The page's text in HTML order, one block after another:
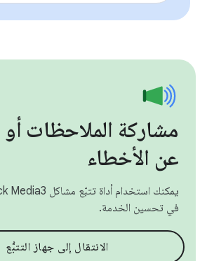
مشاركة الملاحظات أو
عن الأخطاء
في تحسين الخدمة.
الانتقال إلى جهاز التتبُّع